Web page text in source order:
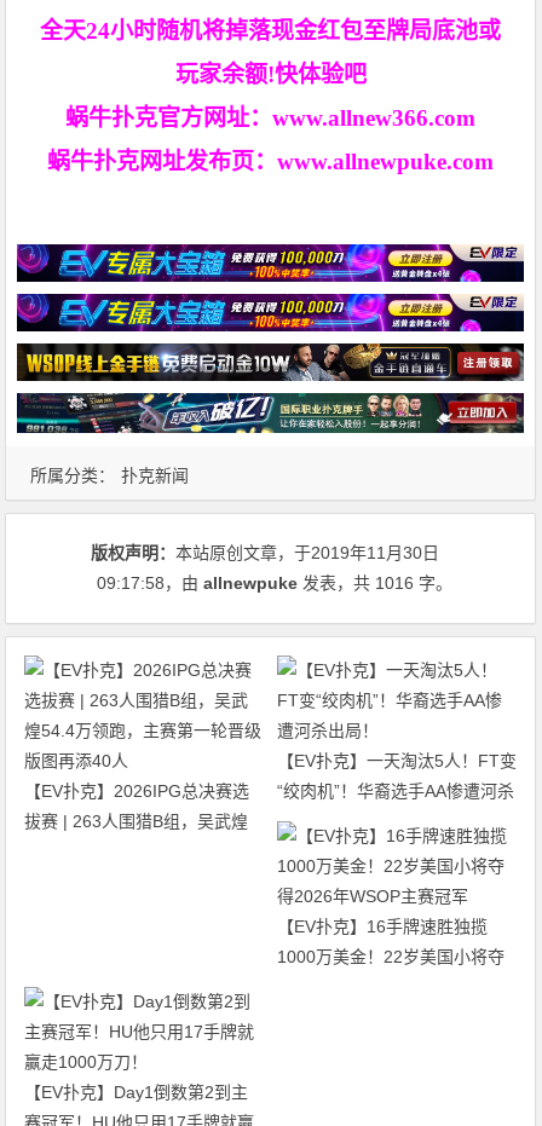
全天24小时随机将掉落现金红包至牌局底池或
玩家余额!快体验吧
蜗牛扑克官方网址：www.allnew366.com
蜗牛扑克网址发布页：www.allnewpuke.com
所属分类： 扑克新闻
版权声明：本站原创文章，于2019年11月30日
09:17:58，由allnewpuke 发表，共 1016 字。
【EV扑克】2026IPG总决赛选
拔赛 | 263人围猎B组，吴武煌
【EV扑克】一天淘汰5人！FT变
“绞肉机”！华裔选手AA惨遭河杀
出局！
【EV扑克】16手牌速胜独揽
1000万美金！22岁美国小将夺
【EV扑克】Day1倒数第2到主